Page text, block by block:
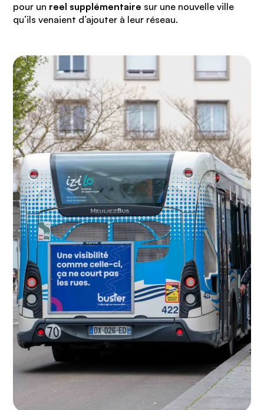
pour un reel supplémentaire sur une nouvelle ville
qu’ils venaient d’ajouter à leur réseau.